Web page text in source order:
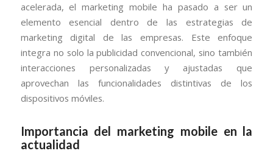
acelerada, el marketing mobile ha pasado a ser un
elemento esencial dentro de las estrategias de
marketing digital de las empresas. Este enfoque
integra no solo la publicidad convencional, sino también
interacciones personalizadas y ajustadas que
aprovechan las funcionalidades distintivas de los
dispositivos móviles.
Importancia del marketing mobile en la
actualidad